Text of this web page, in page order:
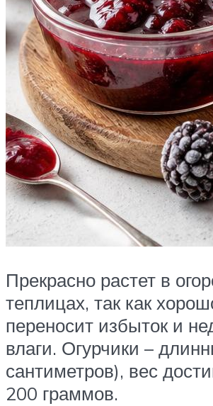
Прекрасно растет в
теплицах, так как
переносит избыток и
влаги. Огурчики –
сантиметров), вес
200 граммов.